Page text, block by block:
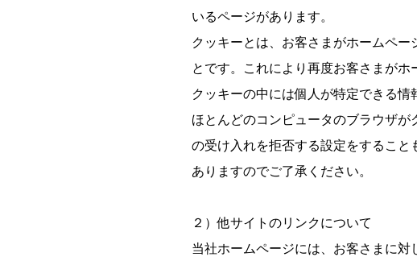
いるページがあります。
クッキーとは、お客さまがホームペ
とです。これにより再度お客さまがホ
クッキーの中には個人が特定できる情
ほとんどのコンピュータのブラウザ
の受け入れを拒否する設定をするこ
ありますのでご了承ください。
２）他サイトのリンクについて
当社ホームページには、お客さまに